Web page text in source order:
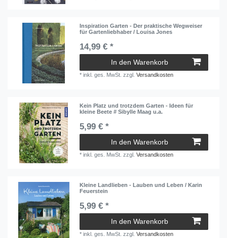
Inspiration Garten - Der praktische Wegweiser
für Gartenliebhaber / Louisa Jones
14,99 € *
In den Warenkorb
*inkl. ges. MwSt. zzgl.Versandkosten
Kein Platz und trotzdem Garten - Ideen für
kleine Beete # Sibylle Maag u.a.
5,99 € *
In den Warenkorb
*inkl. ges. MwSt. zzgl.Versandkosten
Kleine Landlieben - Lauben und Leben / Karin
Feuerstein
5,99 € *
In den Warenkorb
*inkl. ges. MwSt. zzgl.Versandkosten